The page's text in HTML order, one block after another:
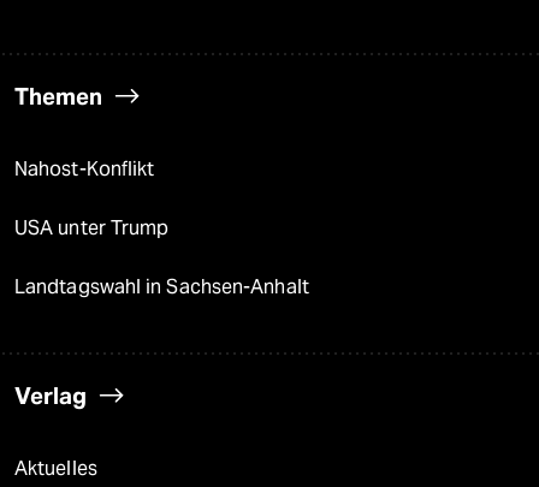
Themen
Nahost-Konflikt
USA unter Trump
Landtagswahl in Sachsen-Anhalt
Verlag
Aktuelles